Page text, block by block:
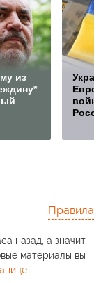
из
Правила
назад, а значит,
материалы вы
.